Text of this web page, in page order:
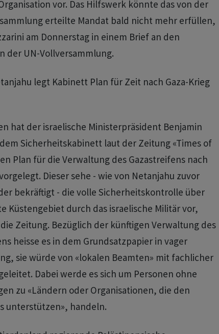
vor. Das Hilfswerk könnte das von der
erteilte Mandat bald nicht mehr erfüllen,
am Donnerstag in einem Brief an den
der UN-Vollversammlung.
legt Kabinett Plan für Zeit nach Gaza-Krieg
hat der israelische Ministerpräsident Benjamin
Sicherheitskabinett laut der Zeitung «Times of
Plan für die Verwaltung des Gazastreifens nach
Dieser sehe - wie von Netanjahu zuvor
bekräftigt - die volle Sicherheitskontrolle über
Küstengebiet durch das israelische Militär vor,
Zeitung. Bezüglich der künftigen Verwaltung des
heisse es in dem Grundsatzpapier in vager
sie würde von «lokalen Beamten» mit fachlicher
Dabei werde es sich um Personen ohne
zu «Ländern oder Organisationen, die den
unterstützen», handeln.